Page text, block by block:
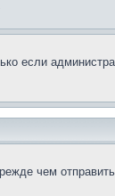
если
чем